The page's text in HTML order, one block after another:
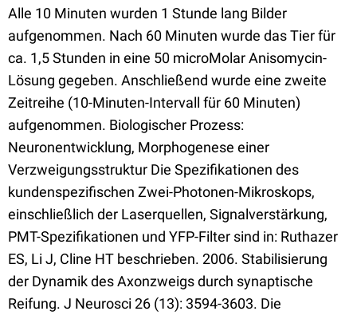
Alle 10 Minuten wurden 1 Stunde lang Bilder
aufgenommen. Nach 60 Minuten wurde das Tier für
ca. 1,5 Stunden in eine 50 microMolar Anisomycin-
Lösung gegeben. Anschließend wurde eine zweite
Zeitreihe (10-Minuten-Intervall für 60 Minuten)
aufgenommen. Biologischer Prozess:
Neuronentwicklung, Morphogenese einer
Verzweigungsstruktur Die Spezifikationen des
kundenspezifischen Zwei-Photonen-Mikroskops,
einschließlich der Laserquellen, Signalverstärkung,
PMT-Spezifikationen und YFP-Filter sind in: Ruthazer
ES, Li J, Cline HT beschrieben. 2006. Stabilisierung
der Dynamik des Axonzweigs durch synaptische
Reifung. J Neurosci 26 (13): 3594-3603. Die